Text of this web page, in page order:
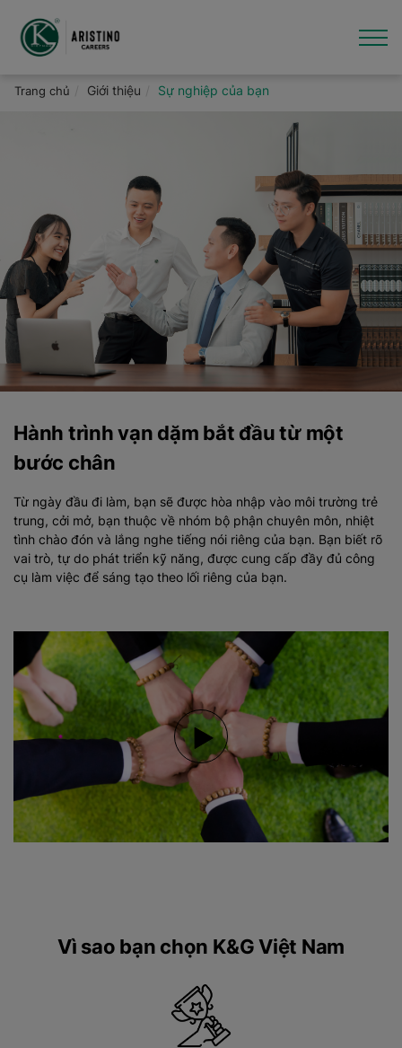
đến
Giới thiệu
Thương hiệu
Hỗ trợ
Trang chủ Giới thiệu Sự nghiệp của bạn
Hành trình vạn dặm bắt đầu từ một
bước chân
Từ ngày đầu đi làm, bạn sẽ được hòa nhập vào môi trường trẻ
trung, cởi mở, bạn thuộc về nhóm bộ phận chuyên môn, nhiệt
tình chào đón và lắng nghe tiếng nói riêng của bạn. Bạn biết rõ
vai trò, tự do phát triển kỹ năng, được cung cấp đầy đủ công
cụ làm việc để sáng tạo theo lối riêng của bạn.
Vì sao bạn chọn K&G Việt Nam